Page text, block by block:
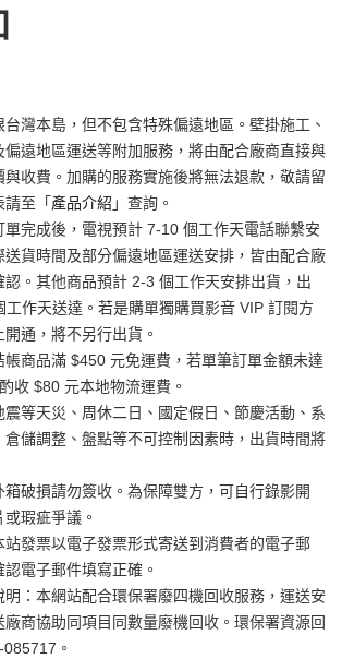
灣本島，但不包含特殊偏遠地區。壁掛施工、
偏遠地區運送等附加服務，將由配合廠商直接與
與收費。加購的服務實施後將無法退款，敬請留
請至「 產品介紹 」查詢。
單完成後，電視預計 7-10 個工作天電話聯繫安
送貨時間及部分偏遠地區運送安排，皆由配合廠
認。其他商品預計 2-3 個工作天安排出貨，出
工作天送達。若是購單獨購買影音 VIP 訂閱方
通，將不另行出貨。
帳商品滿 $450 元免運費，若單筆訂單金額未達
收 $80 元本地物流運費。
震等天災、周休二日、國定假日、節慶活動、系
倉儲調整、盤點等不可控制因素時，出貨時間將
箱破損請勿簽收。為保障雙方，可自行錄影開
瑕疵爭議。
站發票以電子發票形式寄送到消費者的電子郵
電子郵件填寫正確。
明：本網站配合環保署廢四機回收服務，運送安
廠商協助同項目同數量廢機回收。環保署資源回
。